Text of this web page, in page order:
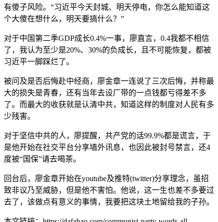
有傻子风险。“习近平今天封城、明天停电，你怎么能知道这
个大傻在想什么，明天要搞什么？”
对于中国第二季GDP成长0.4%一事，廖直言，0.4我都不相信
了，我认为至少是20%、30%的负成长，且不可能恢复，都被
习近平一脚踩烂了。
被问及是否后悔赴中经商，廖金章一连说了三次后悔，并称最
大的损失是青春，还有当年去设厂带的一点钱都亏得差不多
了。而最大的收获就是认清中共，知道这样的制度对人民有多
少残害。
对于坚信中共的人，廖提醒，共产党的话99.9%都是谎言，于
是他开始在社交平台分享墙外讯息，也因此被封号禁言，还4
度被“国保”请去喝茶。
回台后，廖金章开始在youtube及推特(twitter)分享理念，虽招
致非议乃至威胁，但是他不害怕。他说，这一生也差不多要过
去了，该做点有意义的事情，我要把这块土地留给我的子孙。